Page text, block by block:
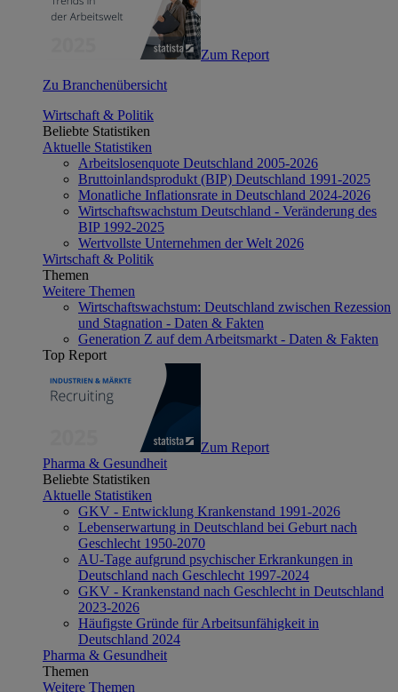
Zum Report
Zu Branchenübersicht
Wirtschaft & Politik
Beliebte Statistiken
Aktuelle Statistiken
Arbeitslosenquote Deutschland 2005-2026
Bruttoinlandsprodukt (BIP) Deutschland 1991-2025
Monatliche Inflationsrate in Deutschland 2024-2026
Wirtschaftswachstum Deutschland - Veränderung des
BIP 1992-2025
Wertvollste Unternehmen der Welt 2026
Wirtschaft & Politik
Themen
Weitere Themen
Wirtschaftswachstum: Deutschland zwischen Rezession
und Stagnation - Daten & Fakten
Generation Z auf dem Arbeitsmarkt - Daten & Fakten
Top Report
Zum Report
Pharma & Gesundheit
Beliebte Statistiken
Aktuelle Statistiken
GKV - Entwicklung Krankenstand 1991-2026
Lebenserwartung in Deutschland bei Geburt nach
Geschlecht 1950-2070
AU-Tage aufgrund psychischer Erkrankungen in
Deutschland nach Geschlecht 1997-2024
GKV - Krankenstand nach Geschlecht in Deutschland
2023-2026
Häufigste Gründe für Arbeitsunfähigkeit in
Deutschland 2024
Pharma & Gesundheit
Themen
Weitere Themen